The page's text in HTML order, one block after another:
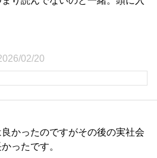
02/20
かったのですがその後の実社会
ったです。